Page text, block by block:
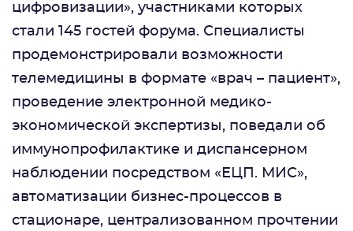
цифровизации», участниками которых
стали 145 гостей форума. Специалисты
продемонстрировали возможности
телемедицины в формате «врач – пациент»,
проведение электронной медико-
экономической экспертизы, поведали об
иммунопрофилактике и диспансерном
наблюдении посредством «ЕЦП. МИС»,
автоматизации бизнес-процессов в
стационаре, централизованном прочтении